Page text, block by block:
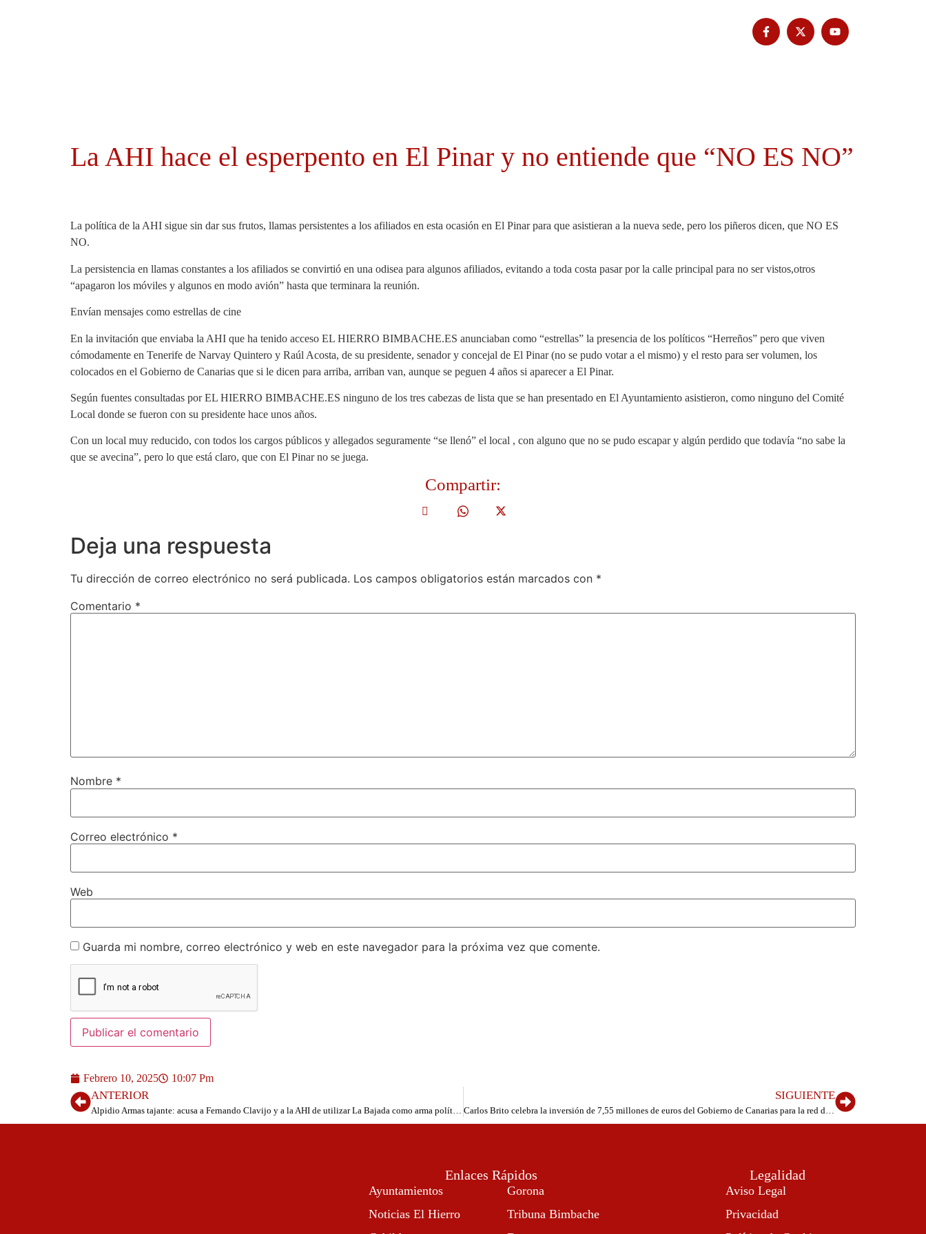
La AHI hace el esperpento en El Pinar y no entiende que “NO ES NO”
La política de la AHI sigue sin dar sus frutos, llamas persistentes a los afiliados en esta ocasión en El Pinar para que asistieran a la nueva sede, pero los piñeros dicen, que NO ES
NO.
La persistencia en llamas constantes a los afiliados se convirtió en una odisea para algunos afiliados, evitando a toda costa pasar por la calle principal para no ser vistos,otros
“apagaron los móviles y algunos en modo avión” hasta que terminara la reunión.
Envían mensajes como estrellas de cine
En la invitación que enviaba la AHI que ha tenido acceso EL HIERRO BIMBACHE.ES anunciaban como “estrellas” la presencia de los políticos “Herreños” pero que viven
cómodamente en Tenerife de Narvay Quintero y Raúl Acosta, de su presidente, senador y concejal de El Pinar (no se pudo votar a el mismo) y el resto para ser volumen, los
colocados en el Gobierno de Canarias que si le dicen para arriba, arriban van, aunque se peguen 4 años si aparecer a El Pinar.
Según fuentes consultadas por EL HIERRO BIMBACHE.ES ninguno de los tres cabezas de lista que se han presentado en El Ayuntamiento asistieron, como ninguno del Comité
Local donde se fueron con su presidente hace unos años.
Con un local muy reducido, con todos los cargos públicos y allegados seguramente “se llenó” el local , con alguno que no se pudo escapar y algún perdido que todavía “no sabe la
que se avecina”, pero lo que está claro, que con El Pinar no se juega.
Compartir:
Deja una respuesta
Tu dirección de correo electrónico no será publicada. Los campos obligatorios están marcados con *
Comentario *
Nombre *
Correo electrónico *
Web
Guarda mi nombre, correo electrónico y web en este navegador para la próxima vez que comente.
Febrero 10, 2025 10:07 Pm
ANTERIOR
Alpidio Armas tajante: acusa a Fernando Clavijo y a la AHI de utilizar La Bajada como arma política
SIGUIENTE
Carlos Brito celebra la inversión de 7,55 millones de euros del Gobierno de Canarias para la red de riego de apoyo de San Andrés-Isora
Enlaces Rápidos
Ayuntamientos
Noticias El Hierro
Gorona
Tribuna Bimbache
Legalidad
Aviso Legal
Privacidad